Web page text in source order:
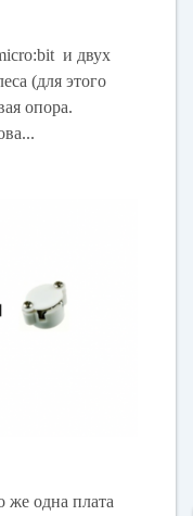
и двух
(для этого
опора.
же одна плата